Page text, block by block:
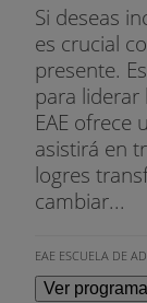
Si deseas
es crucial
presente.
para liderar
EAE
asistirá en
logres
cambiar...
EAE ESCUELA DE
Ver programa